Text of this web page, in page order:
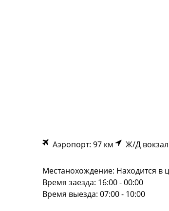
Аэропорт: 97 км Ж/Д
Местанохождение: Находится в
Время заезда: 16:00 - 00:00
Время выезда: 07:00 - 10:00